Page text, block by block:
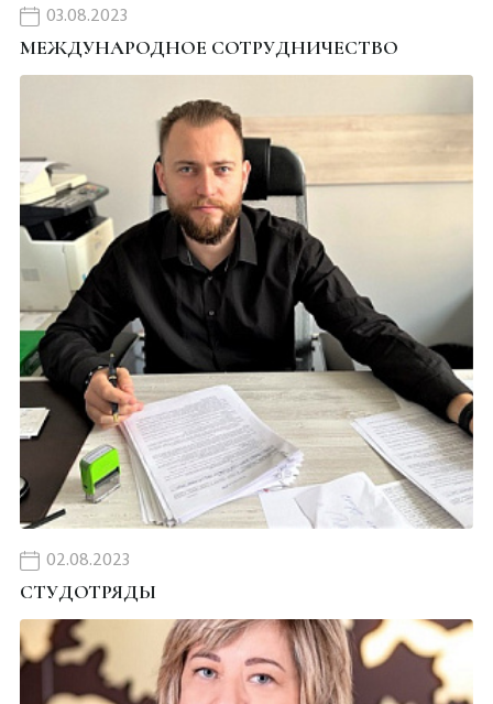
03.08.2023
МЕЖДУНАРОДНОЕ СОТРУДНИЧЕСТВО
02.08.2023
СТУДОТРЯДЫ